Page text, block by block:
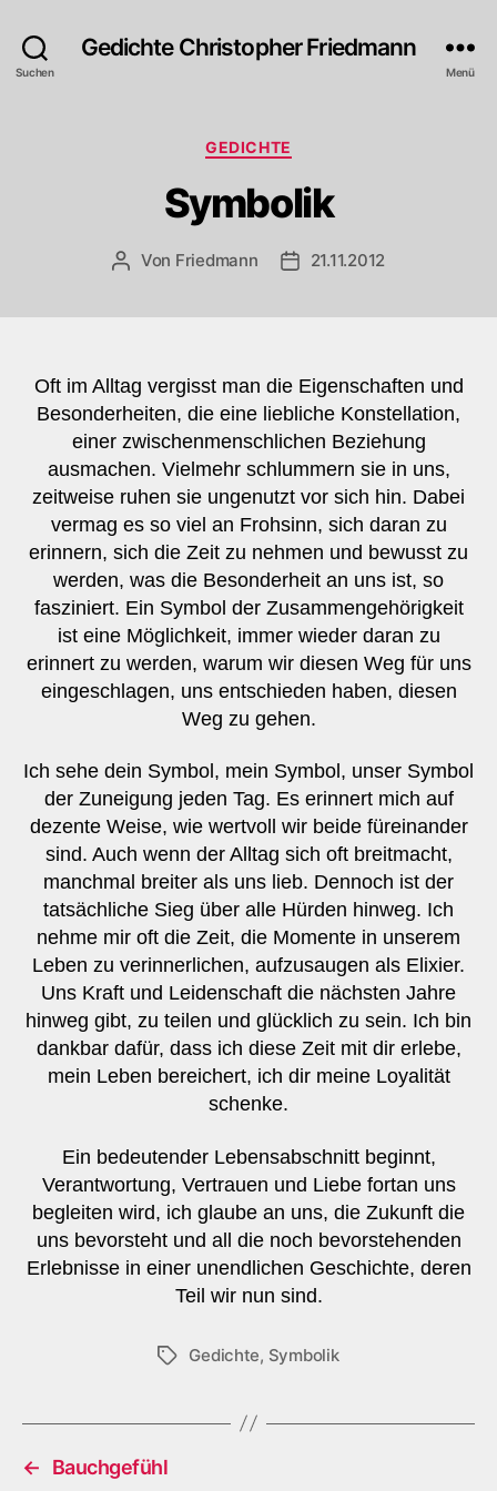
Suchen
Gedichte Christopher Friedmann
Menü
Kategorien
GEDICHTE
Symbolik
Beitragsautor
Von Friedmann Veröffentlichungsdatum
21.11.2012
Oft im Alltag vergisst man die Eigenschaften und
Besonderheiten, die eine liebliche Konstellation,
einer zwischenmenschlichen Beziehung
ausmachen. Vielmehr schlummern sie in uns,
zeitweise ruhen sie ungenutzt vor sich hin. Dabei
vermag es so viel an Frohsinn, sich daran zu
erinnern, sich die Zeit zu nehmen und bewusst zu
werden, was die Besonderheit an uns ist, so
fasziniert. Ein Symbol der Zusammengehörigkeit
ist eine Möglichkeit, immer wieder daran zu
erinnert zu werden, warum wir diesen Weg für uns
eingeschlagen, uns entschieden haben, diesen
Weg zu gehen.
Ich sehe dein Symbol, mein Symbol, unser Symbol
der Zuneigung jeden Tag. Es erinnert mich auf
dezente Weise, wie wertvoll wir beide füreinander
sind. Auch wenn der Alltag sich oft breitmacht,
manchmal breiter als uns lieb. Dennoch ist der
tatsächliche Sieg über alle Hürden hinweg. Ich
nehme mir oft die Zeit, die Momente in unserem
Leben zu verinnerlichen, aufzusaugen als Elixier.
Uns Kraft und Leidenschaft die nächsten Jahre
hinweg gibt, zu teilen und glücklich zu sein. Ich bin
dankbar dafür, dass ich diese Zeit mit dir erlebe,
mein Leben bereichert, ich dir meine Loyalität
schenke.
Ein bedeutender Lebensabschnitt beginnt,
Verantwortung, Vertrauen und Liebe fortan uns
begleiten wird, ich glaube an uns, die Zukunft die
uns bevorsteht und all die noch bevorstehenden
Erlebnisse in einer unendlichen Geschichte, deren
Teil wir nun sind.
Schlagwörter
Gedichte, Symbolik
←
Bauchgefühl